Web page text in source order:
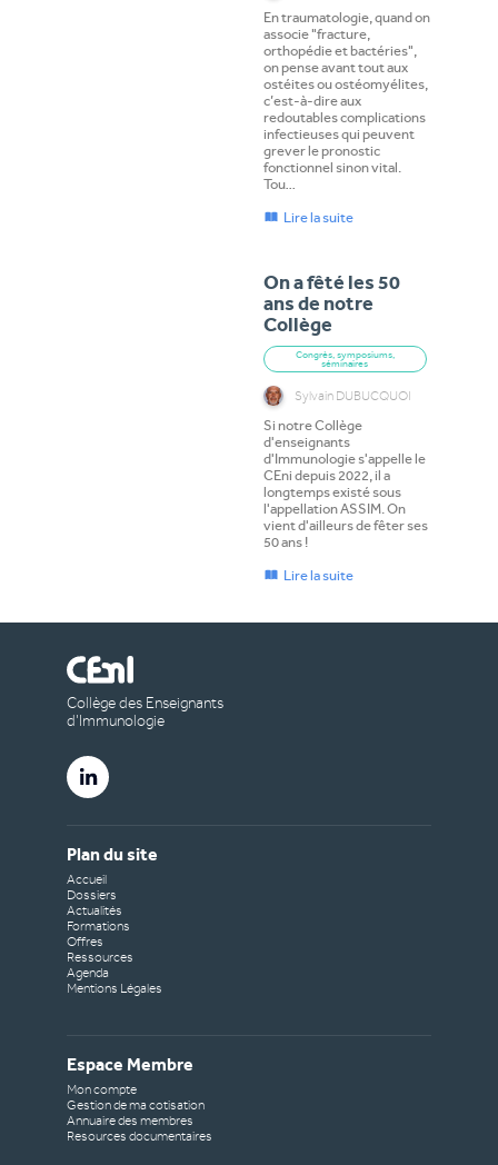
En traumatologie, quand on
associe "fracture,
orthopédie et bactéries",
on pense avant tout aux
ostéites ou ostéomyélites,
c’est-à-dire aux
redoutables complications
infectieuses qui peuvent
grever le pronostic
fonctionnel sinon vital.
Tou…
Lire la suite
On a fêté les 50
ans de notre
Collège
Congrès, symposiums,
séminaires
Sylvain DUBUCQUOI
Si notre Collège
d'enseignants
d'Immunologie s'appelle le
CEni depuis 2022, il a
longtemps existé sous
l'appellation ASSIM. On
vient d'ailleurs de fêter ses
50 ans !
Lire la suite
Collège des Enseignants
d’Immunologie
Plan du site
Accueil
Dossiers
Actualités
Formations
Offres
Ressources
Agenda
Mentions Légales
Espace Membre
Mon compte
Gestion de ma cotisation
Annuaire des membres
Resources documentaires